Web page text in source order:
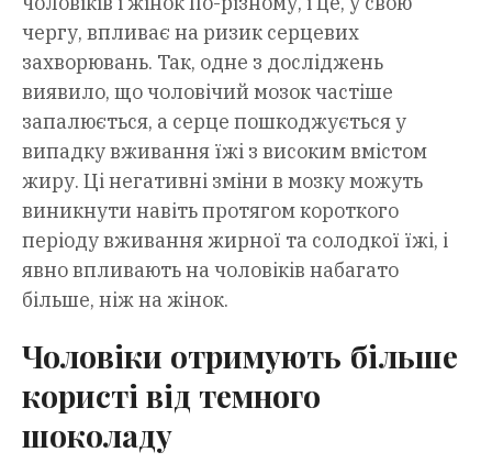
чергу, впливає на ризик серцевих
захворювань. Так, одне з досліджень
виявило, що чоловічий мозок частіше
запалюється, а серце пошкоджується у
випадку вживання їжі з високим вмістом
жиру. Ці негативні зміни в мозку можуть
виникнути навіть протягом короткого
періоду вживання жирної та солодкої їжі, і
явно впливають на чоловіків набагато
більше, ніж на жінок.
Чоловіки отримують більше
користі від темного
шоколаду